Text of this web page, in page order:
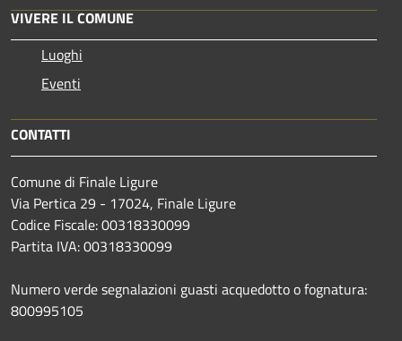
VIVERE IL COMUNE
Luoghi
Eventi
CONTATTI
Comune di Finale Ligure
Via Pertica 29 - 17024, Finale Ligure
Codice Fiscale: 00318330099
Partita IVA: 00318330099
Numero verde segnalazioni guasti acquedotto o fognatura:
800995105